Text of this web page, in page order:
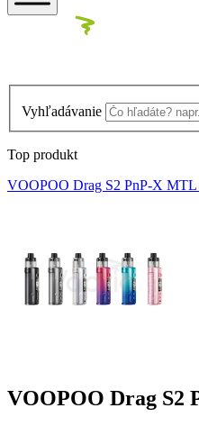
Vyhľadávanie
Top produkt
VOOPOO Drag S2 PnP-X MTL
VOOPOO Drag S2